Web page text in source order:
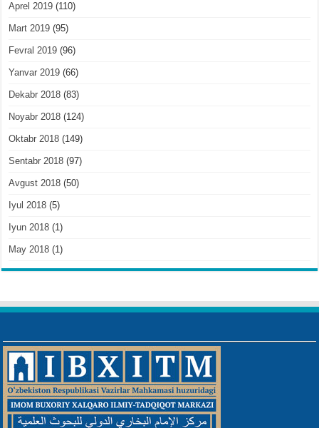
Aprel 2019 (110)
Mart 2019 (95)
Fevral 2019 (96)
Yanvar 2019 (66)
Dekabr 2018 (83)
Noyabr 2018 (124)
Oktabr 2018 (149)
Sentabr 2018 (97)
Avgust 2018 (50)
Iyul 2018 (5)
Iyun 2018 (1)
May 2018 (1)